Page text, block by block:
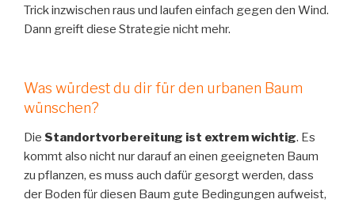
Trick inzwischen raus und laufen einfach gegen den Wind.
Dann greift diese Strategie nicht mehr.
Was würdest du dir für den urbanen Baum
wünschen?
Die Standortvorbereitung ist extrem wichtig. Es
kommt also nicht nur darauf an einen geeigneten Baum
zu pflanzen, es muss auch dafür gesorgt werden, dass
der Boden für diesen Baum gute Bedingungen aufweist,